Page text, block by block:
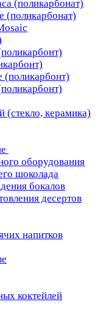
(поликарбонат)
(поликарбонат)
(поликарбонт)
(стекло, керамика)
оборудования
шоколада
бокалов
десертов
напитков
коктейлей